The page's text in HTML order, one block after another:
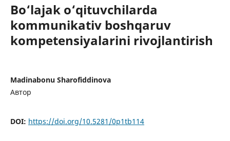
Bo‘lajak o‘qituvchilarda
kommunikativ boshqaruv
kompetensiyalarini rivojlantirish
Madinabonu Sharofiddinova
Автор
DOI: https://doi.org/10.5281/0p1tb114